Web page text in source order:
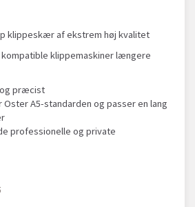
klippeskær af ekstrem høj kvalitet
klippemaskiner længere
præcist
A5-standarden og passer en lang
professionelle og private